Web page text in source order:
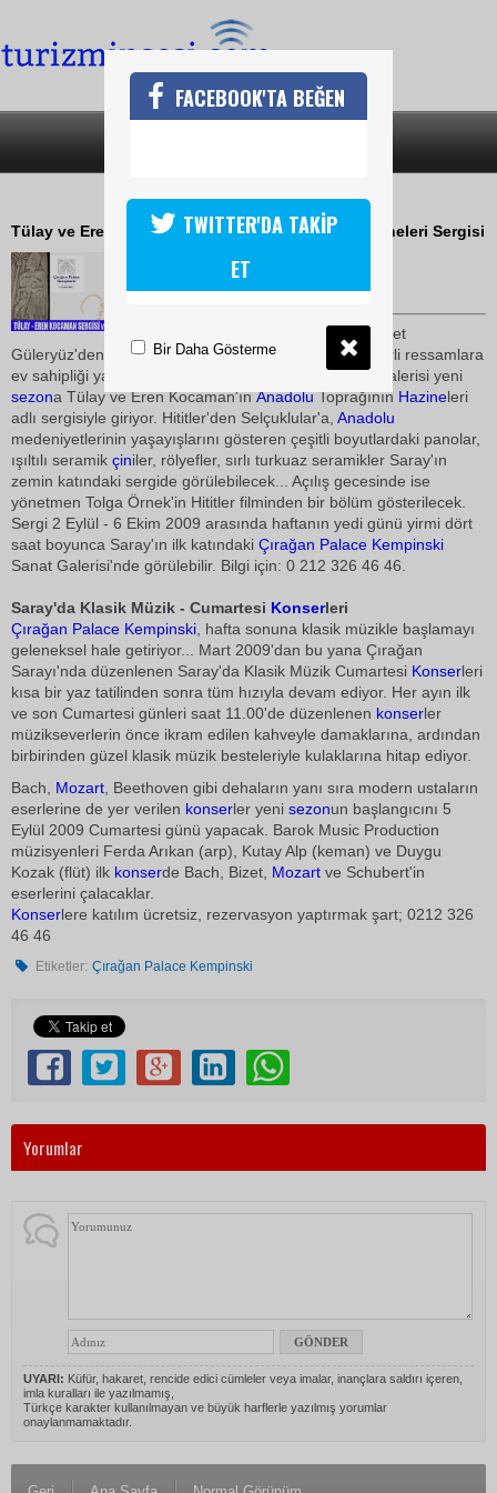
SARAYDA KLASİK MÜZİK
Tülay ve Eren Kocaman, Anadolu Toprağının Hazineleri Sergisi
25 Ağustos 2009 / 10:46
TURİZMİN SESİ
larda Mehmet
Güleryüz'den Fikret ve Filiz Otyam'a, birbirinden değerli ressamlara
ev sahipliği yapan
Sanat Galerisi yeni
sezona Tülay ve Eren Kocaman'ın AnadoluToprağının Hazineleri
adlı sergisiyle giriyor. Hititler'den Selçuklular'a, Anadolu
medeniyetlerinin yaşayışlarını gösteren çeşitli boyutlardaki panolar,
ışıltılı seramik çiniler, rölyefler, sırlı turkuaz seramikler Saray'ın
zemin katındaki sergide görülebilecek... Açılış gecesinde ise
yönetmen Tolga Örnek'in Hititler filminden bir bölüm gösterilecek.
Sergi 2 Eylül - 6 Ekim 2009 arasında haftanın yedi günü yirmi dört
saat boyunca Saray'ın ilk katındaki Çırağan Palace Kempinski
Sanat Galerisi'nde görülebilir. Bilgi için: 0 212 326 46 46.
Saray'da Klasik Müzik - Cumartesi Konserleri
Çırağan Palace Kempinski , hafta sonuna klasik müzikle başlamayı
geleneksel hale getiriyor... Mart 2009'dan bu yana Çırağan
Sarayı'nda düzenlenen Saray'da Klasik Müzik Cumartesi Konserleri
kısa bir yaz tatilinden sonra tüm hızıyla devam ediyor. Her ayın ilk
ve son Cumartesi günleri saat 11.00'de düzenlenen konserler
müzikseverlerin önce ikram edilen kahveyle damaklarına, ardından
birbirinden güzel klasik müzik besteleriyle kulaklarına hitap ediyor.
Bach, Mozart , Beethoven gibi dehaların yanı sıra modern ustaların
eserlerine de yer verilen konserler yeni sezonun başlangıcını 5
Eylül 2009 Cumartesi günü yapacak. Barok Music Production
müzisyenleri Ferda Arıkan (arp), Kutay Alp (keman) ve Duygu
Kozak (flüt) ilk konserde Bach, Bizet, Mozart ve Schubert'in
eserlerini çalacaklar.
Konserlere katılım ücretsiz, rezervasyon yaptırmak şart; 0212 326
46 46
Etiketler: Çırağan Palace Kempinski
Yorumlar
UYARI: Küfür, hakaret, rencide edici cümleler veya imalar, inançlara saldırı içeren,
imla kuralları ile yazılmamış,
Türkçe karakter kullanılmayan ve büyük harflerle yazılmış yorumlar
onaylanmamaktadır.
FACEBOOK'TA BEĞEN
TWITTER'DA TAKİP
ET
Bir Daha Gösterme